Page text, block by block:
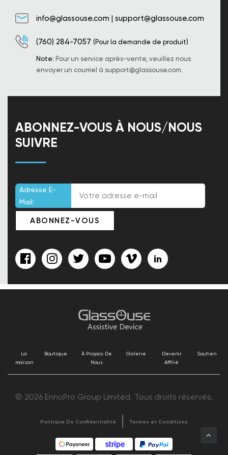
info@glassouse.com | support@glassouse.com
(760) 284-7057 (Pour la demande de produit)
Note: Pour un service après-vente, veuillez nous
envoyer un courriel à support@glassouse.com.
ABONNEZ-VOUS À NOUS/NOUS
SUIVRE
Adresse E-
Mail:
La
maison
Boutique
À Propos De
Nous
Galerie
Devenir
Affilié
Soutien
© 2026 EnnoPro Group Limited. Tous droits réservés.
Politique De Confidentialité Termes et Conditions